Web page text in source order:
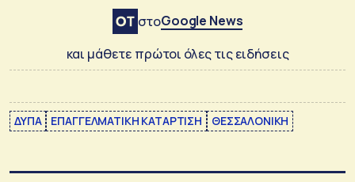
στοGoogle News
και μάθετε πρώτοι όλες τις ειδήσεις
ΔΥΠΑ ΕΠΑΓΓΕΛΜΑΤΙΚΗ ΚΑΤΑΡΤΙΣΗ ΘΕΣΣΑΛΟΝΙΚΗ